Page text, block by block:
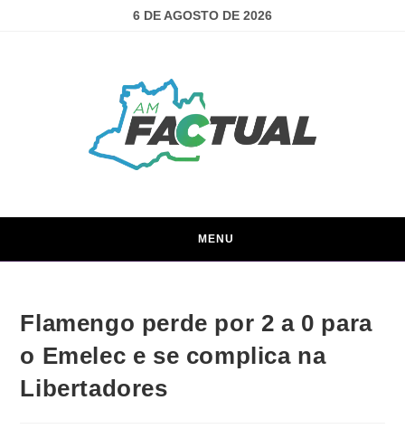
6 DE AGOSTO DE 2026
MENU
Flamengo perde por 2 a 0 para
o Emelec e se complica na
Libertadores